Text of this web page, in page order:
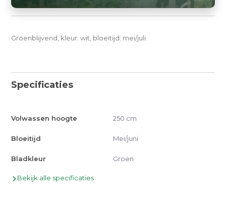
Groenblijvend, kleur: wit, bloeitijd: mei/juli.
Specificaties
Volwassen hoogte 250 cm
Bloeitijd Mei/juni
Bladkleur Groen
Bekijk alle specificaties